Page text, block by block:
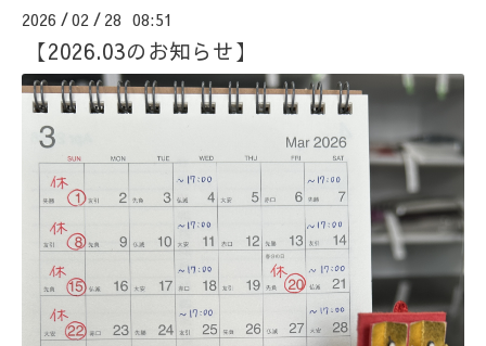
2026 /02 / 28 08:51
【2026.03のお知らせ】